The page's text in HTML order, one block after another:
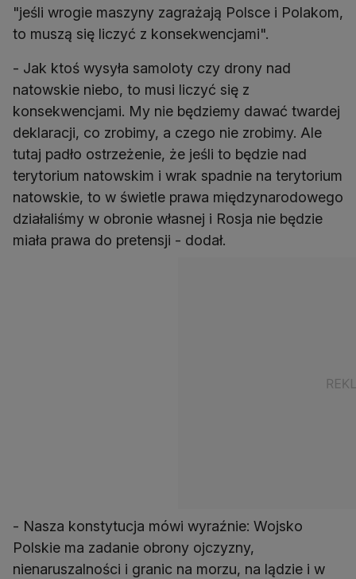
"jeśli wrogie maszyny zagrażają Polsce i Polakom,
to muszą się liczyć z konsekwencjami".
- Jak ktoś wysyła samoloty czy drony nad
natowskie niebo, to musi liczyć się z
konsekwencjami. My nie będziemy dawać twardej
deklaracji, co zrobimy, a czego nie zrobimy. Ale
tutaj padło ostrzeżenie, że jeśli to będzie nad
terytorium natowskim i wrak spadnie na terytorium
natowskie, to w świetle prawa międzynarodowego
działaliśmy w obronie własnej i Rosja nie będzie
miała prawa do pretensji - dodał.
- Nasza konstytucja mówi wyraźnie: Wojsko
Polskie ma zadanie obrony ojczyzny,
nienaruszalności i granic na morzu, na lądzie i w